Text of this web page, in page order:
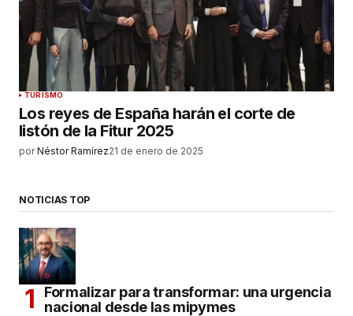
TURISMO
Los reyes de España harán el corte de
listón de la Fitur 2025
por Néstor Ramírez21 de enero de 2025
NOTICIAS TOP
Formalizar para transformar: una urgencia
nacional desde las mipymes